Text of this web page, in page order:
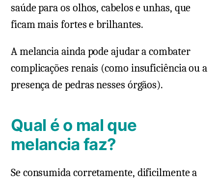
saúde para os olhos, cabelos e unhas, que
ficam mais fortes e brilhantes.
A melancia ainda pode ajudar a combater
complicações renais (como insuficiência ou a
presença de pedras nesses órgãos).
Qual é o mal que
melancia faz?
Se consumida corretamente, dificilmente a